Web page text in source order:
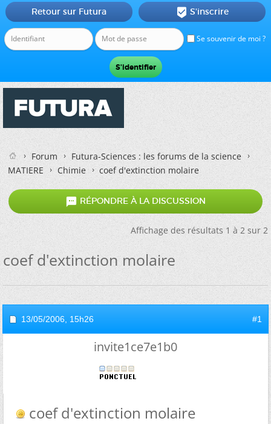
Se souvenir de moi ?
Retour sur Futura  S'inscrire
Forum
Futura-Sciences : les forums de la science
MATIERE
Chimie coef d'extinction molaire
 RÉPONDRE À LA DISCUSSION
Affichage des résultats 1 à 2 sur 2
coef d'extinction molaire
13/05/2006, 15h26 #1
invite1ce7e1b0
coef d'extinction molaire